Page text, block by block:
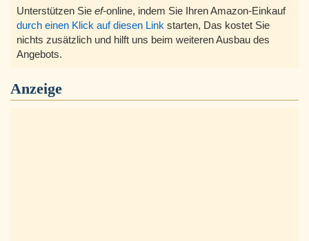
Unterstützen Sie ef-online, indem Sie Ihren Amazon-Einkauf
durch einen Klick auf diesen Link starten, Das kostet Sie
nichts zusätzlich und hilft uns beim weiteren Ausbau des
Angebots.
Anzeige